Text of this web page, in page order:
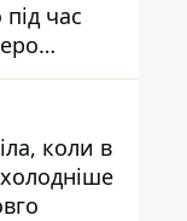
час
коли в